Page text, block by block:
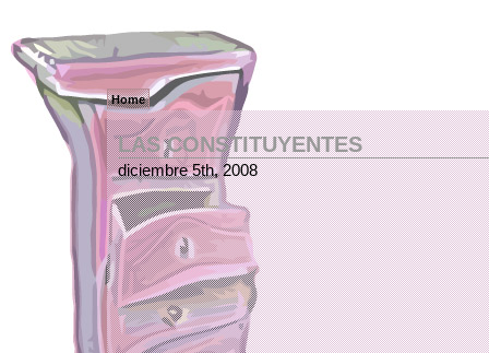
Home
LAS CONSTITUYENTES
diciembre 5th, 2008